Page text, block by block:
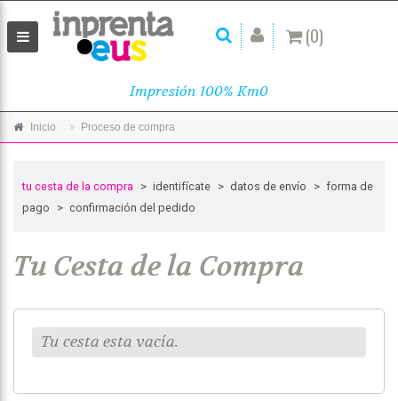
(0)
Impresión 100% Km0
Inicio Proceso de compra
tu cesta de la compra > identifícate > datos de envío > forma de
pago
> confirmación del pedido
Tu Cesta de la Compra
Tu cesta esta vacía.